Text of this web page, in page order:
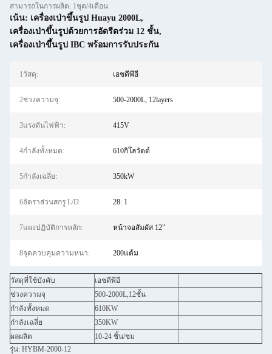
สามารถในการผลิต: 1ชุด/4เดือน
เน้น: เครื่องเป่าขึ้นรูป Huayu 2000L,
เครื่องเป่าขึ้นรูปด้วยการอัดรีดร่วม 12 ชั้น,
เครื่องเป่าขึ้นรูป IBC พร้อมการรับประกัน
1วัสดุ: เอชดีพีอี
2ช่วงความจุ: 500-2000L, 12layers
3แรงดันไฟฟ้า: 415V
4กำลังทั้งหมด: 610กิโลวัตต์
5กำลังเฉลี่ย: 350kW
6อัตราส่วนสกรู L/D: 28: 1
7แผงปฏิบัติการหลัก: หน้าจอสัมผัส 12"
8จุดควบคุมความหนา: 200แต้ม
วัสดุที่ใช้บังคับ
เอชดีพีอี
ช่วงความจุ
500-2000L,12ชั้น
กำลังทั้งหมด
610KW
กำลังเฉลี่ย
350KW
ผลผลิต
10-24 ชิ้น/ชม
รุ่น: HYBM-2000-12